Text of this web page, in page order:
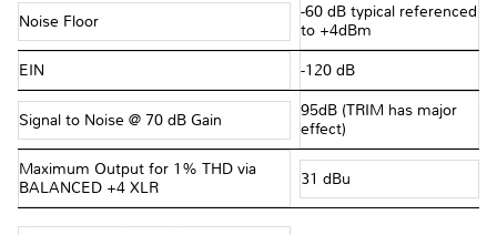
Noise Floor
-60 dB typical referenced
to +4dBm
EIN -120 dB
Signal to Noise @ 70 dB Gain
95dB (TRIM has major
effect)
Maximum Output for 1% THD via
BALANCED +4 XLR
31 dBu